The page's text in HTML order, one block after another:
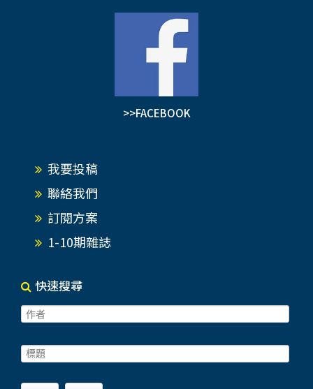
>>FACEBOOK
我要投稿
聯絡我們
訂閱方案
1-10期雜誌
快速搜尋